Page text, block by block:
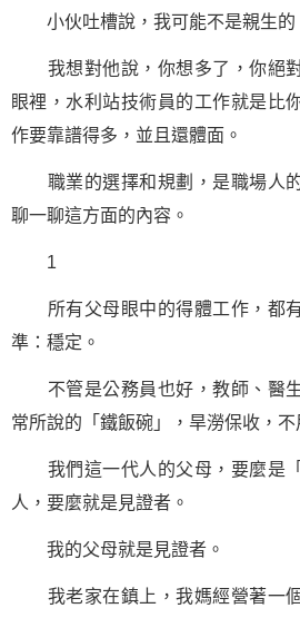
小伙吐槽說，我可能不是親生的
我想對他說，你想多了，你絕對
眼裡，水利站技術員的工作就是比
作要靠譜得多，並且還體面。
職業的選擇和規劃，是職場人
聊一聊這方面的內容。
1
所有父母眼中的得體工作，都有
準：穩定。
不管是公務員也好，教師、醫生
常所說的「鐵飯碗」，旱澇保收，不
我們這一代人的父母，要麼是「
人，要麼就是見證者。
我的父母就是見證者。
我老家在鎮上，我媽經營著一個